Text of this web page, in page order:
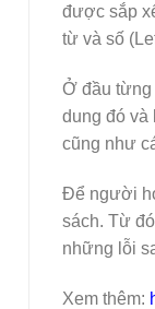
được sắp
từ và số
Ở đầu từng
dung đó và
cũng như
Để người
sách. Từ
những lỗi
Xem thêm: